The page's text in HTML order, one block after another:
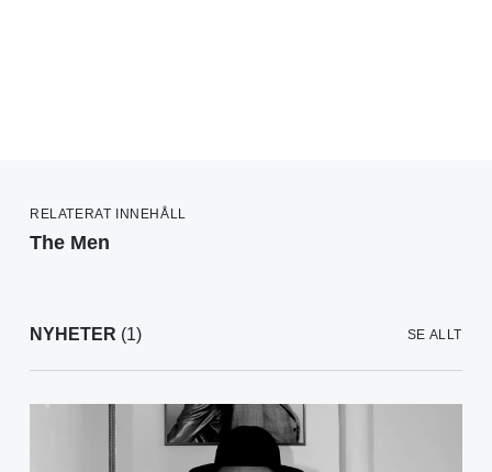
RELATERAT INNEHÅLL
The Men
NYHETER (1) SE ALLT